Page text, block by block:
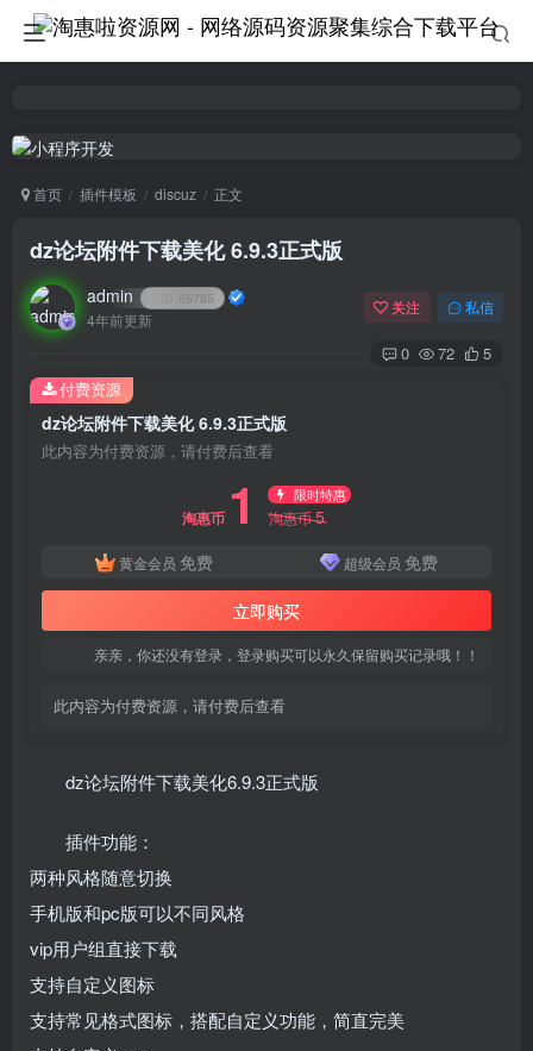
首页 插件模板 discuz 正文
dz论坛附件下载美化 6.9.3正式版
admin 65785
4年前更新
关注 私信
0 72 5
dz论坛附件下载美化 6.9.3正式版
此内容为付费资源，请付费后查看
淘惠币 1 限时特惠
淘惠币5
黄金会员 免费 超级会员 免费
立即购买
亲亲，你还没有登录，登录购买可以永久保留购买记录哦！！
此内容为付费资源，请付费后查看
付费资源
dz论坛附件下载美化6.9.3正式版
插件功能：
两种风格随意切换
手机版和pc版可以不同风格
vip用户组直接下载
支持自定义图标
支持常见格式图标，搭配自定义功能，简直完美